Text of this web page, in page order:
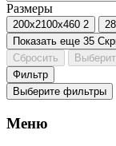
Размеры
200х2100х460 2
Показать еще 35
Сбросить
Фильтр
Выберите фильтры
Меню